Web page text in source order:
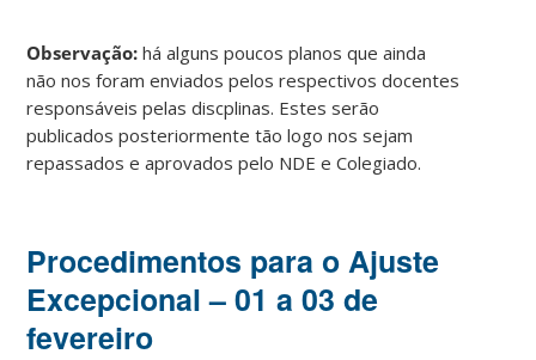
Observação: há alguns poucos planos que ainda
não nos foram enviados pelos respectivos docentes
responsáveis pelas discplinas. Estes serão
publicados posteriormente tão logo nos sejam
repassados e aprovados pelo NDE e Colegiado.
Procedimentos para o Ajuste
Excepcional – 01 a 03 de
fevereiro